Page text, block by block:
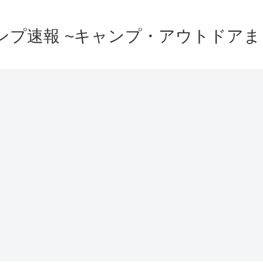
プ速報 ~キャンプ・アウトドア